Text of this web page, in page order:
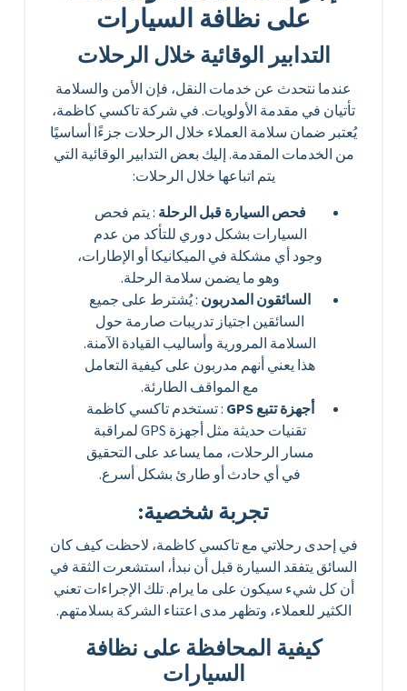
على نظافة السيارات
التدابير الوقائية خلال الرحلات
عندما نتحدث عن خدمات النقل، فإن الأمن والسلامة
تأتيان في مقدمة الأولويات. في شركة تاكسي كاظمة،
يُعتبر ضمان سلامة العملاء خلال الرحلات جزءًا أساسيًا
من الخدمات المقدمة. إليك بعض التدابير الوقائية التي
يتم اتباعها خلال الرحلات:
فحص السيارة قبل الرحلة: يتم فحص
السيارات بشكل دوري للتأكد من عدم
وجود أي مشكلة في الميكانيكا أو الإطارات،
وهو ما يضمن سلامة الرحلة.
السائقون المدربون: يُشترط على جميع
السائقين اجتياز تدريبات صارمة حول
السلامة المرورية وأساليب القيادة الآمنة.
هذا يعني أنهم مدربون على كيفية التعامل
مع المواقف الطارئة.
أجهزة تتبع GPS
: تستخدم تاكسي كاظمة
تقنيات حديثة مثل أجهزة GPS لمراقبة
مسار الرحلات، مما يساعد على التحقيق
في أي حادث أو طارئ بشكل أسرع.
تجربة شخصية:
في إحدى رحلاتي مع تاكسي كاظمة، لاحظت كيف كان
السائق يتفقد السيارة قبل أن نبدأ، استشعرت الثقة في
أن كل شيء سيكون على ما يرام. تلك الإجراءات تعني
الكثير للعملاء، وتظهر مدى اعتناء الشركة بسلامتهم.
كيفية المحافظة على نظافة
السيارات